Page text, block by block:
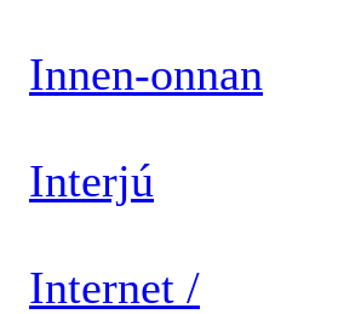
Innen-onnan
Interjú
Internet /